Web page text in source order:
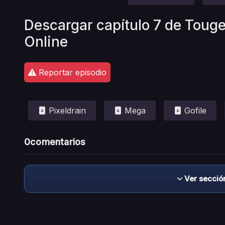
Descargar capítulo 7 de
Online
Reportar episodio
Pixeldrain Mega Gofile
0comentarios
Ver